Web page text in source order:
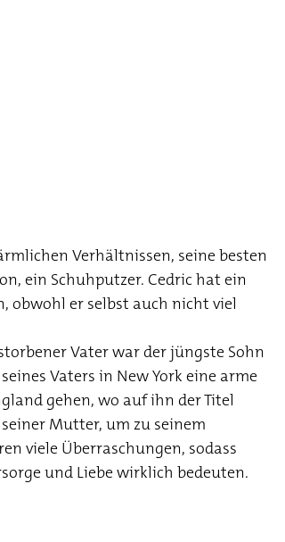
Verhältnissen, seine besten
ein Schuhputzer. Cedric hat ein
obwohl er selbst auch nicht viel
Vater war der jüngste Sohn
Vaters in New York eine arme
gehen, wo auf ihn der Titel
Mutter, um zu seinem
viele Überraschungen, sodass
und Liebe wirklich bedeuten.